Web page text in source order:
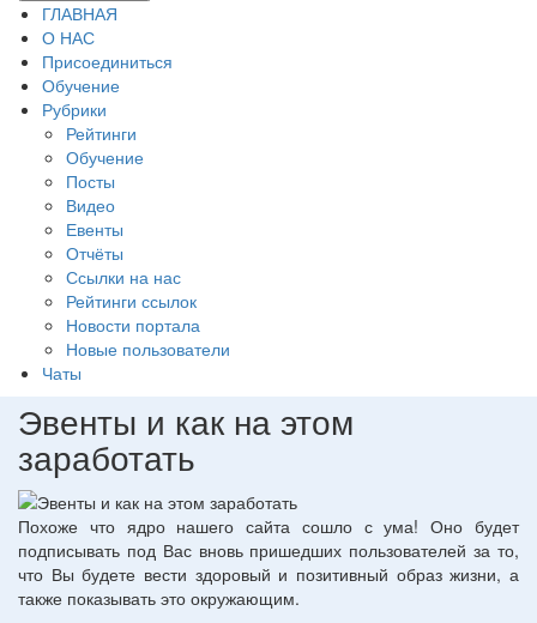
ГЛАВНАЯ
О НАС
Присоединиться
Обучение
Рубрики
Рейтинги
Обучение
Посты
Видео
Евенты
Отчёты
Ссылки на нас
Рейтинги ссылок
Новости портала
Новые пользователи
Чаты
Эвенты и как на этом
заработать
Похоже что ядро нашего сайта сошло с ума! Оно будет
подписывать под Вас вновь пришедших пользователей за то,
что Вы будете вести здоровый и позитивный образ жизни, а
также показывать это окружающим.